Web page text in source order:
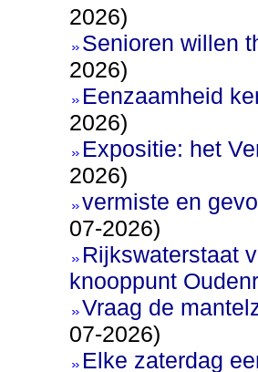
2026)
Senioren willen
2026)
Eenzaamheid
2026)
Expositie: het
2026)
vermiste en
07-2026)
Rijkswaterstaat
knooppunt
Vraag de
07-2026)
Elke zaterdag